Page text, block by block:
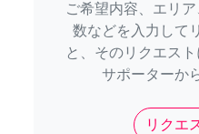
ご希望内容、エリ
数などを入力して
と、そのリクエス
サポーターか
リクエ